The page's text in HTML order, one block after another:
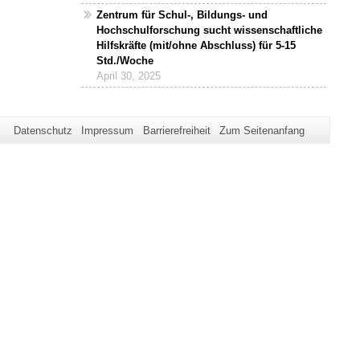
Zentrum für Schul-, Bildungs- und
Hochschulforschung sucht wissenschaftliche
Hilfskräfte (mit/ohne Abschluss) für 5-15
Std./Woche
April 30, 2025
Datenschutz Impressum Barrierefreiheit Zum Seitenanfang